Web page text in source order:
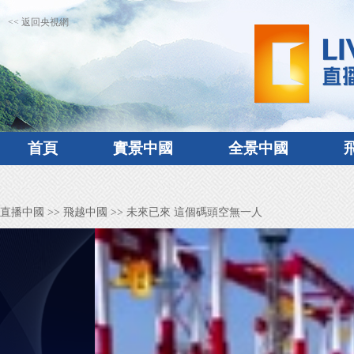
<< 返回央視網
首頁 實景中國 全景中國
直播中國 >> 飛越中國 >> 未來已來 這個碼頭空無一人